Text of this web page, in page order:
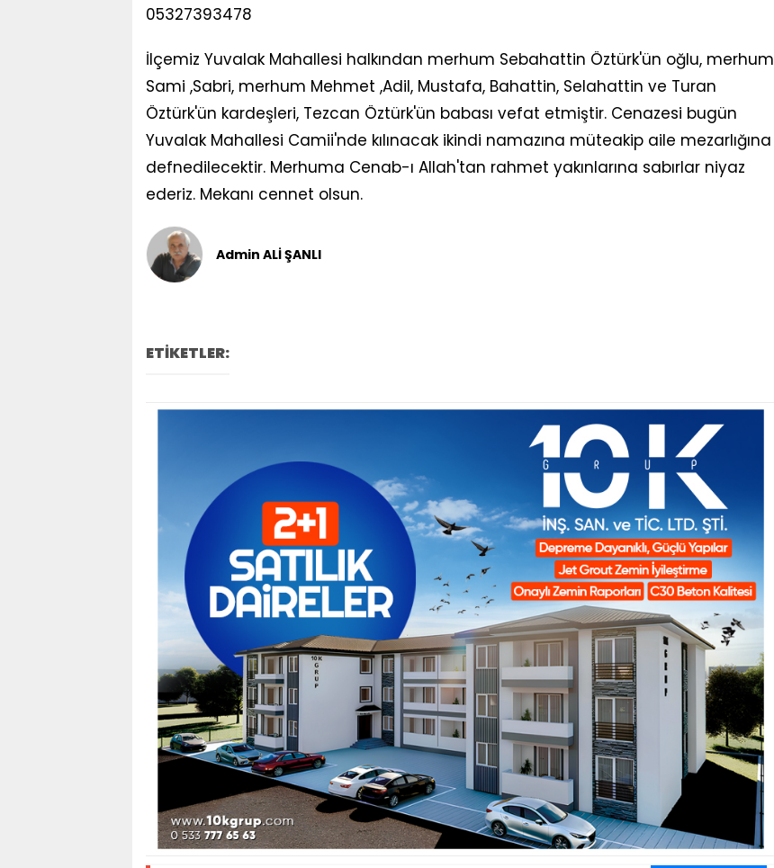
05327393478
İlçemiz Yuvalak Mahallesi halkından merhum Sebahattin Öztürk'ün oğlu, merhum
Sami ,Sabri, merhum Mehmet ,Adil, Mustafa, Bahattin, Selahattin ve Turan
Öztürk'ün kardeşleri, Tezcan Öztürk'ün babası vefat etmiştir. Cenazesi bugün
Yuvalak Mahallesi Camii'nde kılınacak ikindi namazına müteakip aile mezarlığına
defnedilecektir. Merhuma Cenab-ı Allah'tan rahmet yakınlarına sabırlar niyaz
ederiz. Mekanı cennet olsun.
Admin ALİ ŞANLI
ETİKETLER: